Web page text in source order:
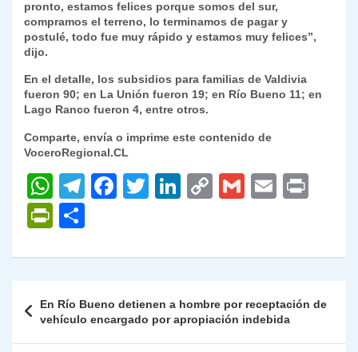
pronto, estamos felices porque somos del sur,
compramos el terreno, lo terminamos de pagar y
postulé, todo fue muy rápido y estamos muy felices”,
dijo.
En el detalle, los subsidios para familias de Valdivia
fueron 90; en La Unión fueron 19; en Río Bueno 11; en
Lago Ranco fueron 4, entre otros.
Comparte, envía o imprime este contenido de
VoceroRegional.CL
W
h
at
s
p
p
T
gr
m
F
e
o
o
T
er
Li
e
n
C
y
n
k
G
l
E
l
P
nt
Fr
ie
n
m
p
ar
tir
de
entradas
En Río Bueno detienen a hombre por receptación de
vehículo encargado por apropiación indebida